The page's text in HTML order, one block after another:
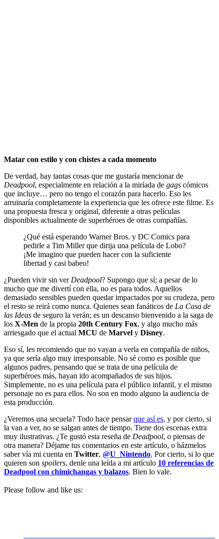
Matar con estilo y con chistes a cada momento
De verdad, hay tantas cosas que me gustaría mencionar de
Deadpool, especialmente en relación a la miríada de gags cómicos
que incluye… pero no tengo el corazón para hacerlo. Eso les
arruinaría completamente la experiencia que les ofrece este filme. Es
una propuesta fresca y original, diferente a otras películas
disponibles actualmente de superhéroes de otras compañías.
¿Qué está esperando Warner Bros. y DC Comics para
pedirle a Tim Miller que dirija una película de Lobo?
¡Me imagino que pueden hacer con la suficiente
libertad y casi babeo!
¿Pueden vivir sin verDeadpool? Supongo que sí; a pesar de lo
mucho que me divertí con ella, no es para todos. Aquellos
demasiado sensibles pueden quedar impactados por su crudeza, pero
el resto se reirá como nunca. Quienes sean fanáticos de La Casa de
las Ideas de seguro la verán; es un descanso bienvenido a la saga de
los X-Men de la propia 20th Century Fox, y algo mucho más
arriesgado que el actual MCU de Marvel y Disney.
Eso sí, les recomiendo que no vayan a verla en compañía de niños,
ya que sería algo muy irresponsable. No sé como es posible que
algunos padres, pensando que se trata de una película de
superhéroes más, hayan ido acompañados de sus hijos.
Simplemente, no es una película para el público infantil, y el mismo
personaje no es para ellos. No son en modo alguno la audiencia de
esta producción.
¿Veremos una secuela? Todo hace pensarque así es, y por cierto, si
la van a ver, no se salgan antes de tiempo. Tiene dos escenas extra
muy ilustrativas. ¿Te gustó esta reseña de Deadpool, o piensas de
otra manera? Déjame tus comentarios en este artículo, o házmelos
saber vía mi cuenta en Twitter, @U_Nintendo. Por cierto, si lo que
quieren son spoilers, denle una leída a mi artículo 10 referencias de
Deadpool con chimichangas y balazos. Bien lo vale.
Please follow and like us: